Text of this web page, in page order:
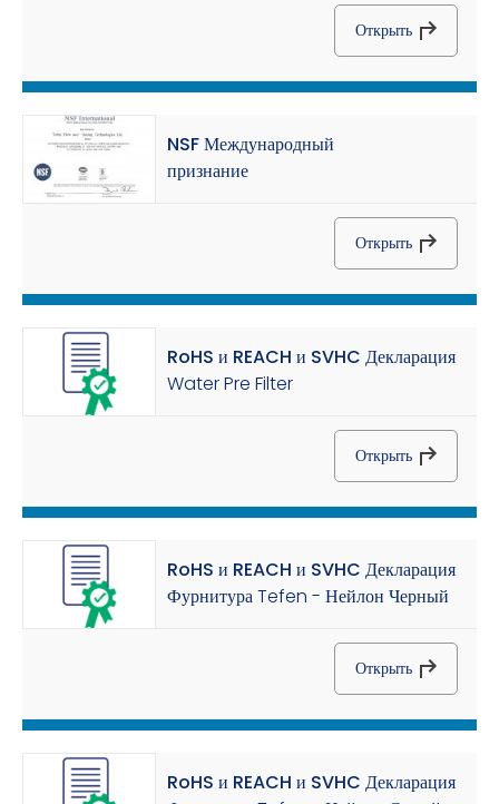
Открыть
NSF Международный
признание
Открыть
RoHS и REACH и SVHC Декларация
Water Pre Filter
Открыть
RoHS и REACH и SVHC Декларация
Фурнитура Tefen - Нейлон Черный
Открыть
RoHS и REACH и SVHC Декларация